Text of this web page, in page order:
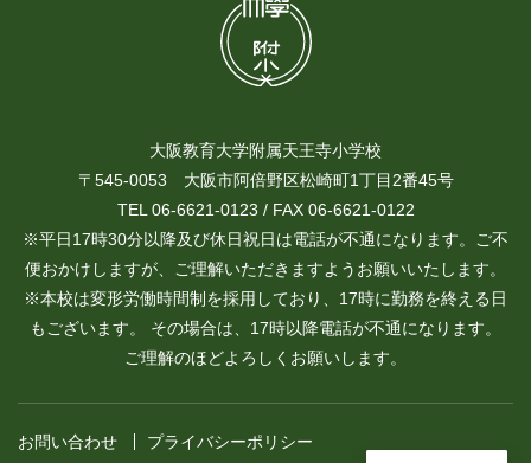
大阪教育大学附属天王寺小学校
〒545-0053 大阪市阿倍野区松崎町1丁目2番45号
TEL 06-6621-0123 / FAX 06-6621-0122
※平日17時30分以降及び休日祝日は電話が不通になります。ご不
便おかけしますが、ご理解いただきますようお願いいたします。
※本校は変形労働時間制を採用しており、17時に勤務を終える日
もございます。 その場合は、17時以降電話が不通になります。
ご理解のほどよろしくお願いします。
お問い合わせ プライバシーポリシー